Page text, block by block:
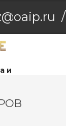
/
и